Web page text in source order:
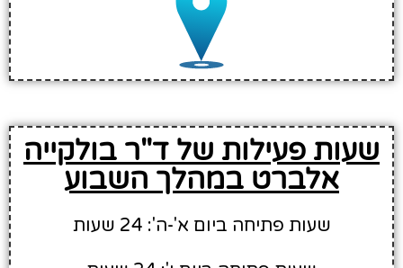
שעות פעילות של ד"ר בולקייה
אלברט במהלך השבוע
שעות פתיחה ביום א'-ה': 24 שעות